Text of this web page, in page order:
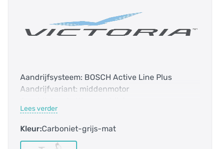
Aandrijfsysteem: BOSCH Active Line Plus
Aandrijfvariant: middenmotor
Accucapaciteit: 500.0 Wh
Bosch Smart systeem: nee
Bovenbuis: 584 mm
Lees verder
Kleur:Carboniet-grijs-mat